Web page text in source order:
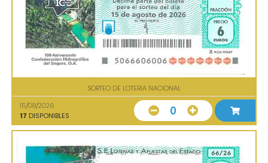
SORTEO DE LOTERIA NACIONAL
15/08/2026
17 DISPONIBLES 0